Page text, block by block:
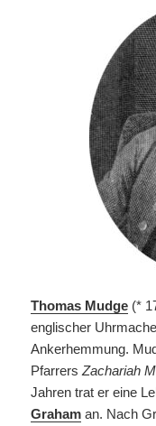
Thomas Mudge (*
englischer
Ankerhemmung.
PfarrersZachariah
Jahren trat er eine
Graham an. Nach